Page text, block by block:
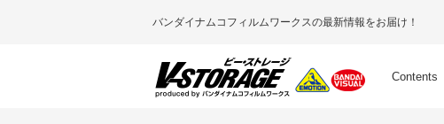
バンダイナムコフィルムワークスの最新情報をお届け！
Contents